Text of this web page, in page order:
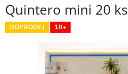
Quintero mini 20 ks
DOPRODEJ 18+